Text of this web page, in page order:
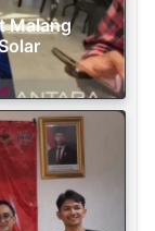
Malang